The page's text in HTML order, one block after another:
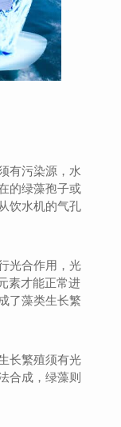
有污染源，水
的绿藻孢子或
饮水机的气孔
光合作用，光
素才能正常进
了藻类生长繁
长繁殖须有光
合成，绿藻则